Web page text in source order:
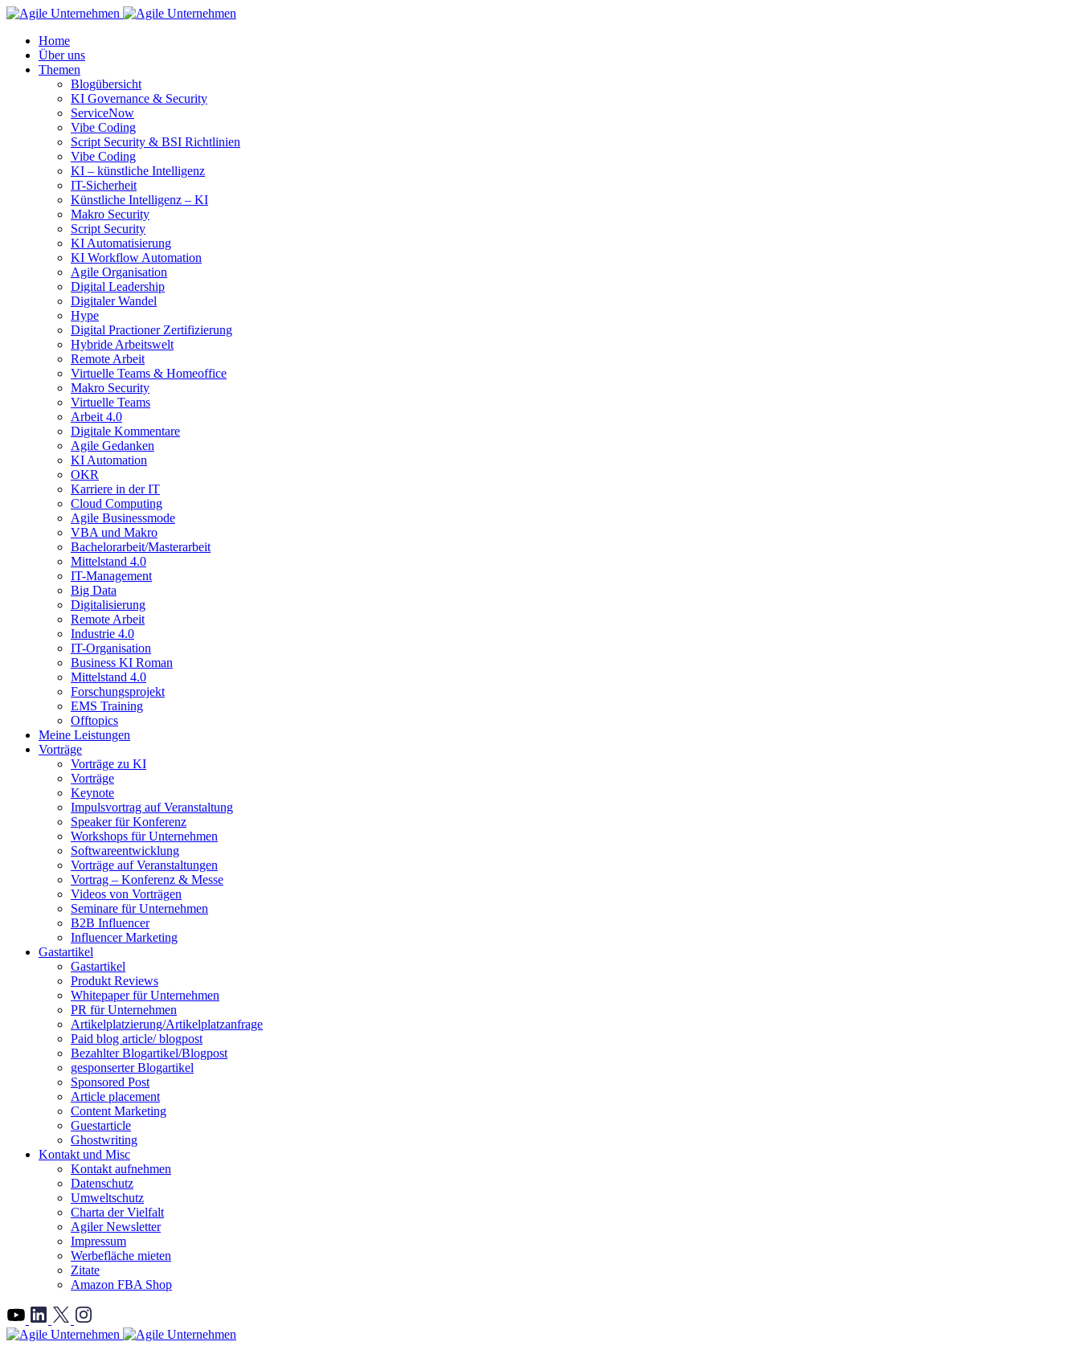
Home
Über uns
Themen
Blogübersicht
KI Governance & Security
ServiceNow
Vibe Coding
Script Security & BSI Richtlinien
Vibe Coding
KI – künstliche Intelligenz
IT-Sicherheit
Künstliche Intelligenz – KI
Makro Security
Script Security
KI Automatisierung
KI Workflow Automation
Agile Organisation
Digital Leadership
Digitaler Wandel
Hype
Digital Practioner Zertifizierung
Hybride Arbeitswelt
Remote Arbeit
Virtuelle Teams & Homeoffice
Makro Security
Virtuelle Teams
Arbeit 4.0
Digitale Kommentare
Agile Gedanken
KI Automation
OKR
Karriere in der IT
Cloud Computing
Agile Businessmode
VBA und Makro
Bachelorarbeit/Masterarbeit
Mittelstand 4.0
IT-Management
Big Data
Digitalisierung
Remote Arbeit
Industrie 4.0
IT-Organisation
Business KI Roman
Mittelstand 4.0
Forschungsprojekt
EMS Training
Offtopics
Meine Leistungen
Vorträge
Vorträge zu KI
Vorträge
Keynote
Impulsvortrag auf Veranstaltung
Speaker für Konferenz
Workshops für Unternehmen
Softwareentwicklung
Vorträge auf Veranstaltungen
Vortrag – Konferenz & Messe
Videos von Vorträgen
Seminare für Unternehmen
B2B Influencer
Influencer Marketing
Gastartikel
Gastartikel
Produkt Reviews
Whitepaper für Unternehmen
PR für Unternehmen
Artikelplatzierung/Artikelplatzanfrage
Paid blog article/ blogpost
Bezahlter Blogartikel/Blogpost
gesponserter Blogartikel
Sponsored Post
Article placement
Content Marketing
Guestarticle
Ghostwriting
Kontakt und Misc
Kontakt aufnehmen
Datenschutz
Umweltschutz
Charta der Vielfalt
Agiler Newsletter
Impressum
Werbefläche mieten
Zitate
Amazon FBA Shop
">